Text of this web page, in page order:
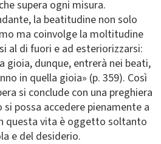
supera ogni misura.
la beatitudine non solo
ma coinvolge la moltitudine
al di fuori e ad esteriorizzarsi:
gioia, dunque, entrerà nei beati,
in quella gioia» (p. 359). Così
si conclude con una preghiera
possa accedere pienamente a
questa vita è oggetto soltanto
e del desiderio.